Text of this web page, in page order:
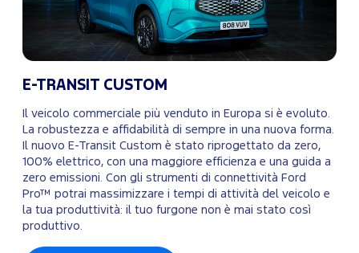
E-TRANSIT CUSTOM
Il veicolo commerciale più venduto in Europa si è evoluto.
La robustezza e affidabilità di sempre in una nuova forma.
Il nuovo E-Transit Custom è stato riprogettato da zero,
100% elettrico, con una maggiore efficienza e una guida a
zero emissioni. Con gli strumenti di connettività Ford
Pro™ potrai massimizzare i tempi di attività del veicolo e
la tua produttività: il tuo furgone non è mai stato così
produttivo.